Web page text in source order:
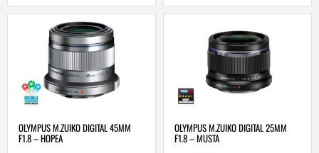
OLYMPUS M.ZUIKO DIGITAL 45MM
F1.8 – HOPEA
OLYMPUS M.ZUIKO DIGITAL 25MM
F1.8 – MUSTA